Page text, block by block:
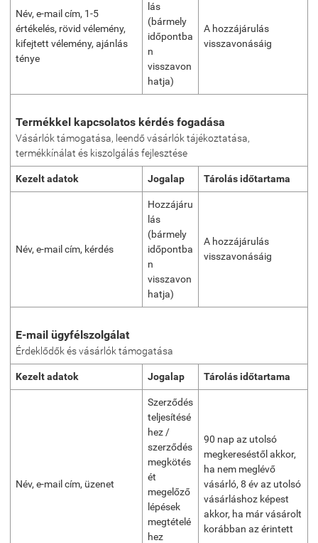
Név, e-mail cím, 1-5
értékelés, rövid vélemény,
kifejtett vélemény, ajánlás
ténye
lás
(bármely
időpontba
n
visszavon
hatja)
A hozzájárulás
visszavonásáig
Termékkel kapcsolatos kérdés fogadása
Vásárlók támogatása, leendő vásárlók tájékoztatása,
termékkínálat és kiszolgálás fejlesztése
Kezelt adatok Jogalap Tárolás időtartama
Név, e-mail cím, kérdés
Hozzájáru
lás
(bármely
időpontba
n
visszavon
hatja)
A hozzájárulás
visszavonásáig
E-mail ügyfélszolgálat
Érdeklődők és vásárlók támogatása
Kezelt adatok Jogalap Tárolás időtartama
Név, e-mail cím, üzenet
Szerződés
teljesítésé
hez /
szerződés
megkötés
ét
megelőző
lépések
megtételé
hez
90 nap az utolsó
megkereséstől akkor,
ha nem meglévő
vásárló, 8 év az utolsó
vásárláshoz képest
akkor, ha már vásárolt
korábban az érintett